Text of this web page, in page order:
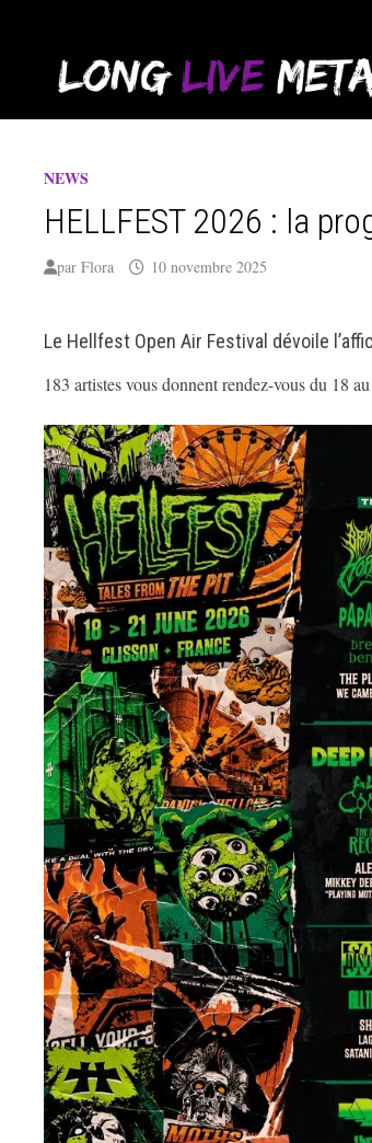
contenu
NEWS
HELLFEST 2026 : la
parFlora 10 novembre 2025
Le Hellfest Open Air Festival dévoile
183 artistes vous donnent rendez-vous du 18